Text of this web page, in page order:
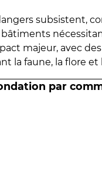
subsistent,
majeur, avec
la faune, la flore et
par